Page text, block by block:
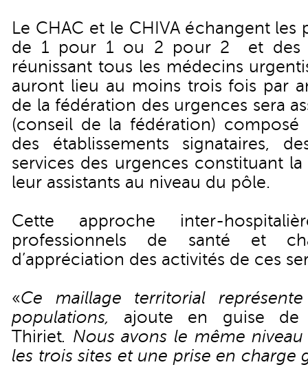
Le CHAC et le CHIVA échangent les
de 1 pour 1 ou 2 pour 2 et des
réunissant tous les médecins
auront lieu au moins trois fois par
de la fédération des urgences sera
(conseil de la fédération) composé
des établissements signataires,
services des urgences constituant
leur assistants au niveau du pôle.
Cette approche inter-
professionnels de santé et
d’appréciation des activités de ces
«Ce maillage territorial
populations, ajoute en guise de
Thiriet. Nous avons le même
les trois sites et une prise en charge